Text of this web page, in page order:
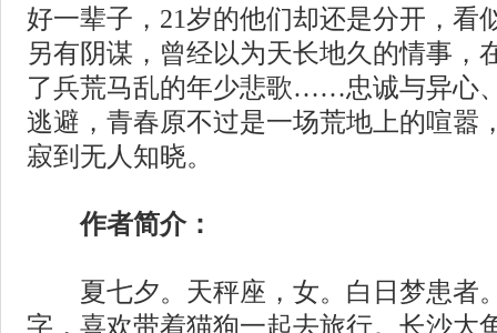
好一辈子，21岁的他们却还是分开，看
另有阴谋，曾经以为天长地久的情事，
了兵荒马乱的年少悲歌……忠诚与异心
逃避，青春原不过是一场荒地上的喧嚣
寂到无人知晓。
作者简介：
夏七夕。天秤座，女。白日梦患者
字，喜欢带着猫狗一起去旅行。长沙大